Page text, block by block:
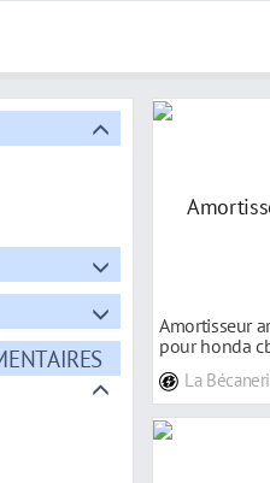
Amortisseur
pour honda
La